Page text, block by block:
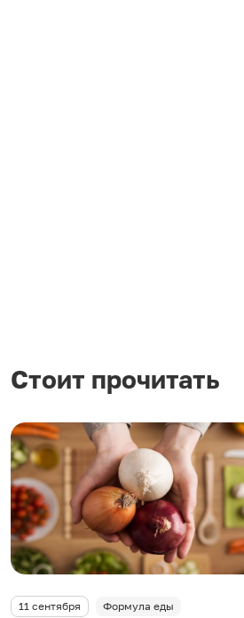
Стоит прочитать
11 сентября Формула еды